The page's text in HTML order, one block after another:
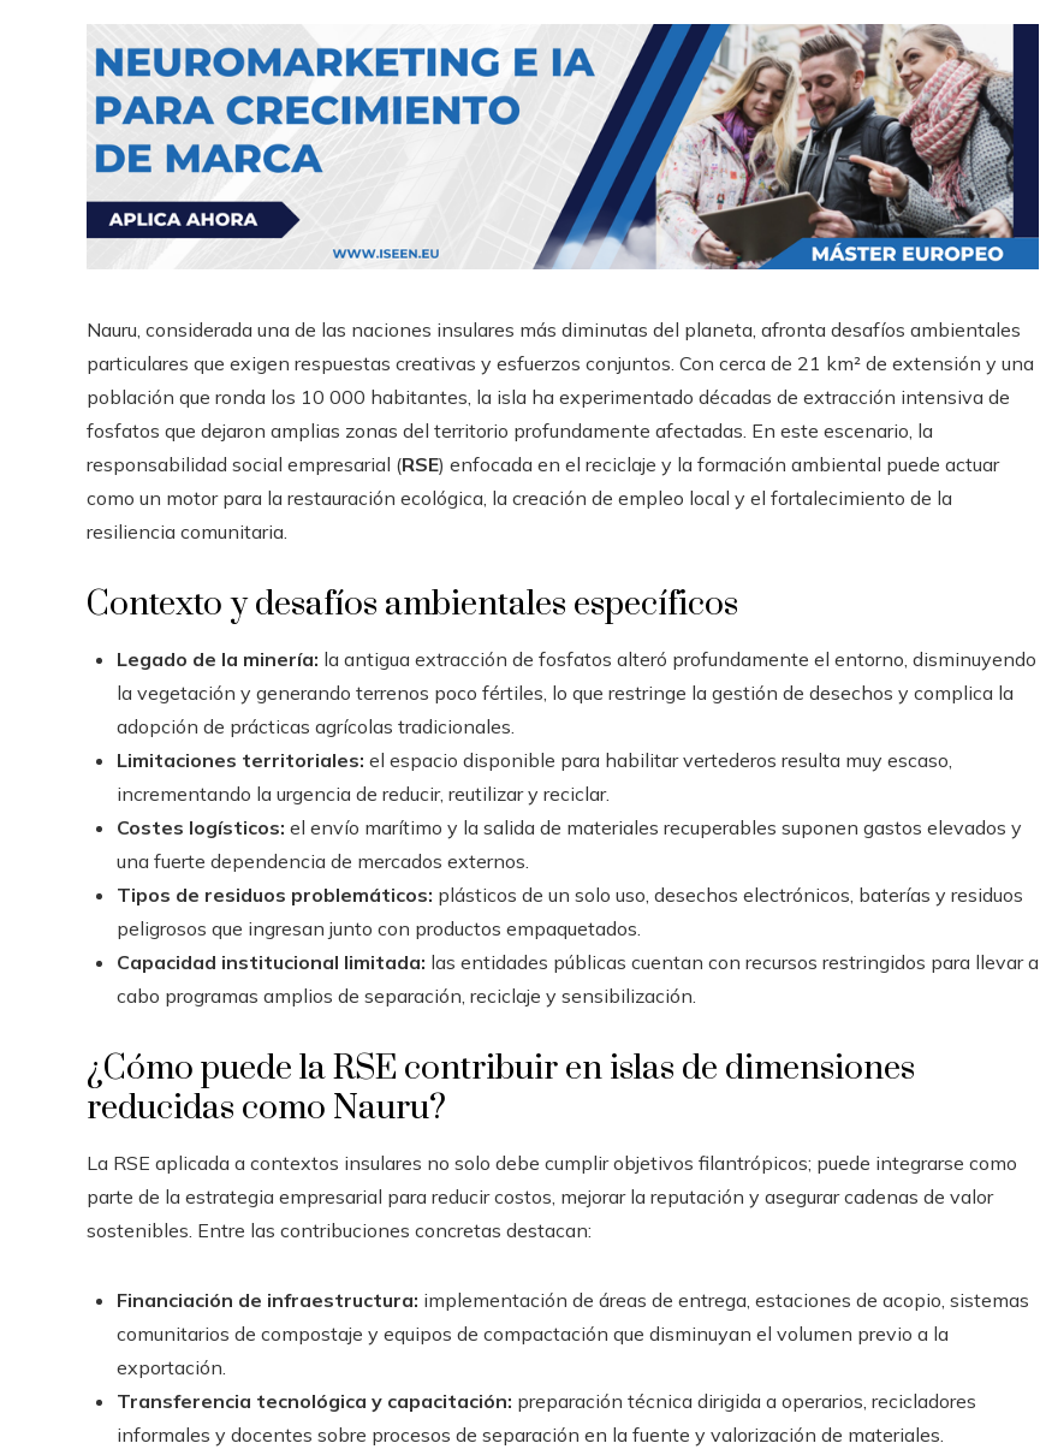
Nauru, considerada una de las naciones insulares más diminutas del planeta, afronta desafíos ambientales
particulares que exigen respuestas creativas y esfuerzos conjuntos. Con cerca de 21 km² de extensión y una
población que ronda los 10 000 habitantes, la isla ha experimentado décadas de extracción intensiva de
fosfatos que dejaron amplias zonas del territorio profundamente afectadas. En este escenario, la
responsabilidad social empresarial (RSE) enfocada en el reciclaje y la formación ambiental puede actuar
como un motor para la restauración ecológica, la creación de empleo local y el fortalecimiento de la
resiliencia comunitaria.
Contexto y desafíos ambientales específicos
Legado de la minería: la antigua extracción de fosfatos alteró profundamente el entorno, disminuyendo
la vegetación y generando terrenos poco fértiles, lo que restringe la gestión de desechos y complica la
adopción de prácticas agrícolas tradicionales.
Limitaciones territoriales: el espacio disponible para habilitar vertederos resulta muy escaso,
incrementando la urgencia de reducir, reutilizar y reciclar.
Costes logísticos: el envío marítimo y la salida de materiales recuperables suponen gastos elevados y
una fuerte dependencia de mercados externos.
Tipos de residuos problemáticos: plásticos de un solo uso, desechos electrónicos, baterías y residuos
peligrosos que ingresan junto con productos empaquetados.
Capacidad institucional limitada: las entidades públicas cuentan con recursos restringidos para llevar a
cabo programas amplios de separación, reciclaje y sensibilización.
¿Cómo puede la RSE contribuir en islas de dimensiones
reducidas como Nauru?
La RSE aplicada a contextos insulares no solo debe cumplir objetivos filantrópicos; puede integrarse como
parte de la estrategia empresarial para reducir costos, mejorar la reputación y asegurar cadenas de valor
sostenibles. Entre las contribuciones concretas destacan:
Financiación de infraestructura: implementación de áreas de entrega, estaciones de acopio, sistemas
comunitarios de compostaje y equipos de compactación que disminuyan el volumen previo a la
exportación.
Transferencia tecnológica y capacitación: preparación técnica dirigida a operarios, recicladores
informales y docentes sobre procesos de separación en la fuente y valorización de materiales.